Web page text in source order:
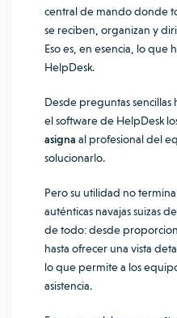
central de mando donde
se reciben, organizan y
Eso es, en esencia, lo que
HelpDesk.
Desde preguntas sencillas
el software de HelpDesk
asigna al profesional del
solucionarlo.
Pero su utilidad no termina
auténticas navajas suizas
de todo: desde
hasta ofrecer una vista
lo que permite a los
asistencia.